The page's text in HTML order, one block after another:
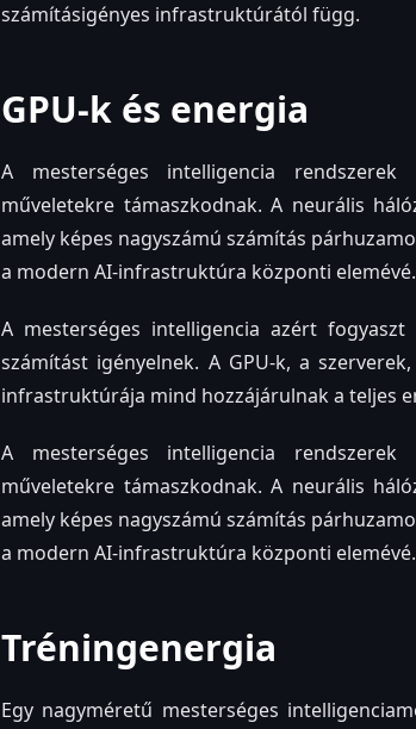
számításigényes infrastruktúrától függ.
GPU-k és energia
A mesterséges intelligencia
műveletekre támaszkodnak. A neurális
amely képes nagyszámú számítás
a modern AI-infrastruktúra központi elemévé.
A mesterséges intelligencia azért
számítást igényelnek. A GPU-k, a
infrastruktúrája mind hozzájárulnak a teljes
A mesterséges intelligencia
műveletekre támaszkodnak. A neurális
amely képes nagyszámú számítás
a modern AI-infrastruktúra központi elemévé.
Tréningenergia
Egy nagyméretű mesterséges